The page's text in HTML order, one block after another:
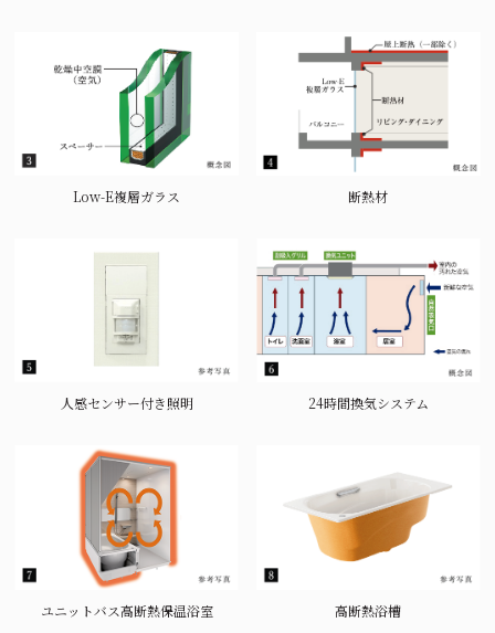
Low-E複層ガラス 断熱材
人感センサー付き照明 24時間換気システム
ユニットバス高断熱保温浴室 高断熱浴槽